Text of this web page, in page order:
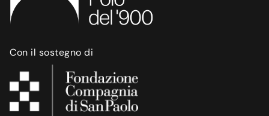
Con il sostegno di